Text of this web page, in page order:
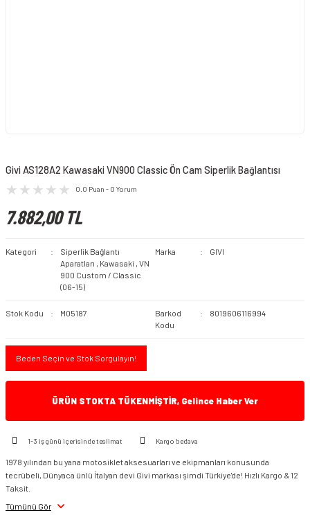
Givi AS128A2 Kawasaki VN900 Classic Ön Cam Siperlik Bağlantısı
0.0 Puan - 0 Yorum
7.882,00 TL
Kategori
Siperlik Bağlantı
Aparatları , Kawasaki , VN
900 Custom / Classic
(06-15)
Marka GIVI
Stok Kodu M05187
Barkod
Kodu
8019606116994
Beden Seçin ve Stok Sorgulayın!
ÜRÜN STOKTA TÜKENMİŞTİR, Gelince Haber Ver
1-3 iş günü içerisinde teslimat Kargo bedava
1978 yılından bu yana motosiklet aksesuarları ve ekipmanları konusunda
tecrübeli, Dünyaca ünlü İtalyan devi Givi markası şimdi Türkiye'de! Hızlı Kargo & 12
Taksit.
Tümünü Gör